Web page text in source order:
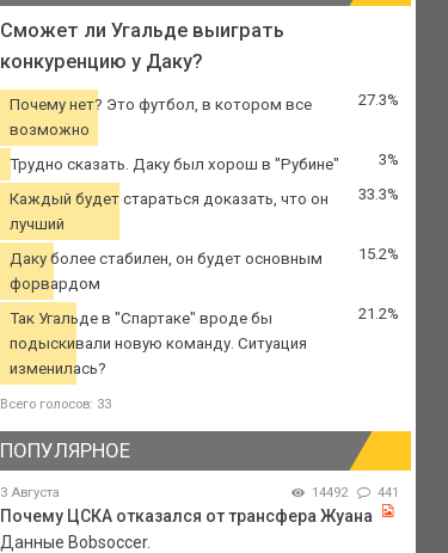
Сможет ли Угальде выиграть
конкуренцию у Даку?
Почему нет? Это футбол, в котором все
возможно
27.3%
Трудно сказать. Даку был хорош в "Рубине" 3%
Каждый будет стараться доказать, что он
лучший
33.3%
Даку более стабилен, он будет основным
форвардом
15.2%
Так Угальде в "Спартаке" вроде бы
подыскивали новую команду. Ситуация
изменилась?
21.2%
Всего голосов: 33
ПОПУЛЯРНОЕ
3 Августа 14492 441
Почему ЦСКА отказался от трансфера Жуана
Данные Bobsoccer.